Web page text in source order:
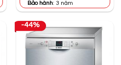
Bảo hành: 3 năm
-44%